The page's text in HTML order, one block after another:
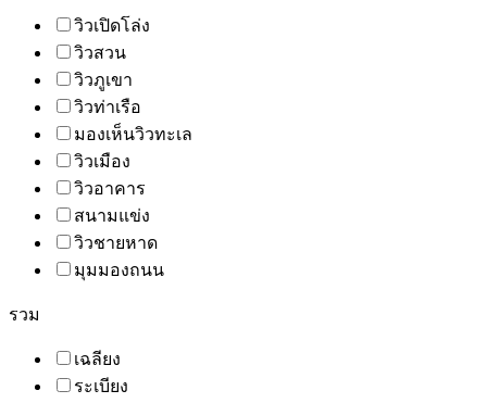
วิวเปิดโล่ง
วิวสวน
วิวภูเขา
วิวท่าเรือ
มองเห็นวิวทะเล
วิวเมือง
วิวอาคาร
สนามแข่ง
วิวชายหาด
มุมมองถนน
รวม
เฉลียง
ระเบียง